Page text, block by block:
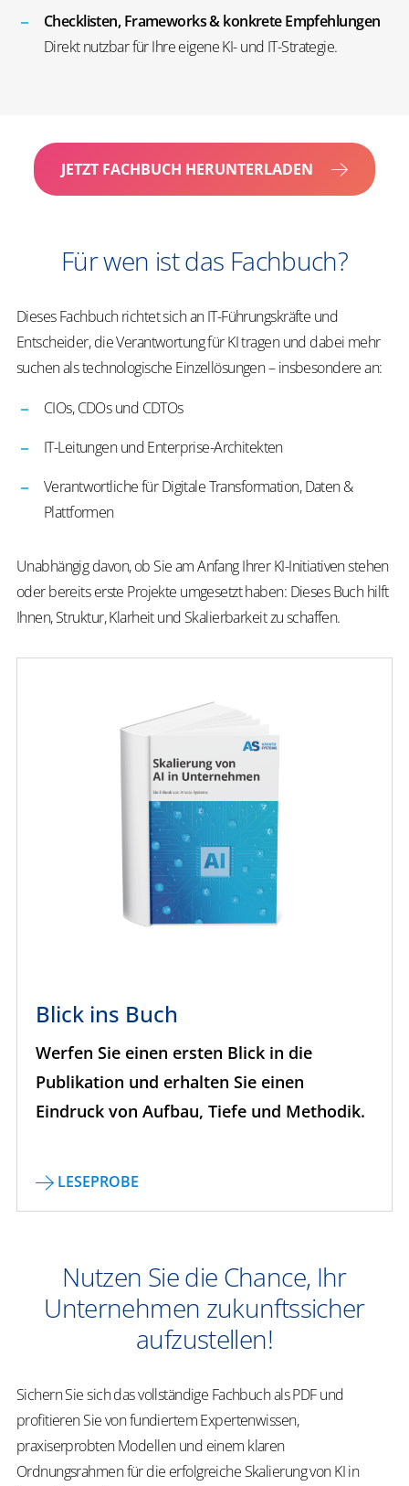
Checklisten, Frameworks & konkrete Empfehlungen
Direkt nutzbar für Ihre eigene KI- und IT-Strategie.
JETZT FACHBUCH HERUNTERLADEN
Für wen ist das Fachbuch?
Dieses Fachbuch richtet sich an IT-Führungskräfte und
Entscheider, die Verantwortung für KI tragen und dabei mehr
suchen als technologische Einzellösungen – insbesondere an:
CIOs, CDOs und CDTOs
IT-Leitungen und Enterprise-Architekten
Verantwortliche für Digitale Transformation, Daten &
Plattformen
Unabhängig davon, ob Sie am Anfang Ihrer KI-Initiativen stehen
oder bereits erste Projekte umgesetzt haben: Dieses Buch hilft
Ihnen, Struktur, Klarheit und Skalierbarkeit zu schaffen.
​Blick ins Buch
Werfen Sie einen ersten Blick in die
Publikation und erhalten Sie einen
Eindruck von Aufbau, Tiefe und Methodik.
LESEPROBE
​Nutzen Sie die Chance, Ihr
Unternehmen zukunftssicher
aufzustellen!
Sichern Sie sich das vollständige Fachbuch als PDF und
profitieren Sie von fundiertem Expertenwissen,
praxiserprobten Modellen und einem klaren
Ordnungsrahmen für die erfolgreiche Skalierung von KI in